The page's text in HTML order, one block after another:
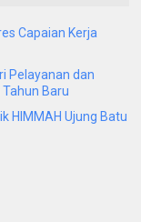
Capaian Kerja
Pelayanan dan
Baru
HIMMAH Ujung Batu